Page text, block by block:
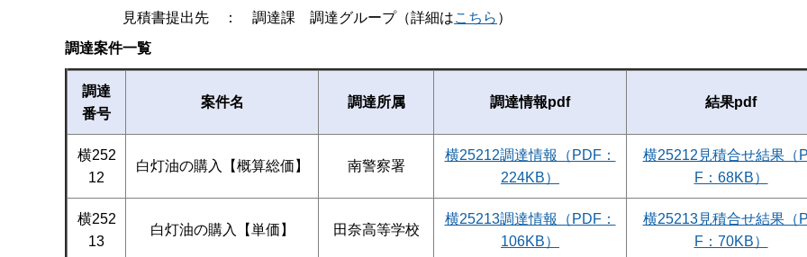
見積書提出先 ： 調達課 調達グループ（詳細はこちら ）
調達案件一覧
調達
番号
案件名 調達所属 調達情報pdf 結果pdf
横252
12
白灯油の購入【概算総価】 南警察署
横25212調達情報（PDF：
224KB）
横25212見積合せ結果（
F：68KB）
横252
13
白灯油の購入【単価】 田奈高等学校
横25213調達情報（PDF：
106KB）
横25213見積合せ結果（
F：70KB）